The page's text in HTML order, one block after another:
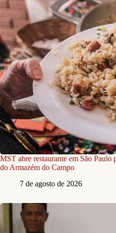
MST abre restaurante em São Paulo
do Armazém do Campo
7 de agosto de 2026